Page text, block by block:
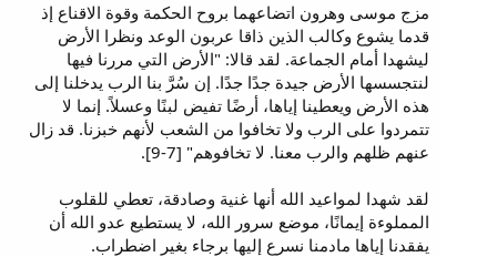
مزج موسى وهرون اتضاعهما بروح الحكمة وقوة الاقناع إذ
قدما يشوع وكالب الذين ذاقا عربون الوعد ونظرا الأرض
ليشهدا أمام الجماعة. لقد قالا: "الأرض التي مررنا فيها
لنتجسسها الأرض جيدة جدًا جدًا. إن سُرَّ بنا الرب يدخلنا إلى
هذه الأرض ويعطينا إياها، أرضًا تفيض لبنًا وعسلاً. إنما لا
تتمردوا على الرب ولا تخافوا من الشعب لأنهم خبزنا. قد زال
عنهم ظلهم والرب معنا. لا تخافوهم" [7-9].
لقد شهدا لمواعيد الله أنها غنية وصادقة، تعطي للقلوب
المملوءة إيمانًا، موضع سرور الله، لا يستطيع عدو الله أن
يفقدنا إياها مادمنا نسرع إليها برجاء بغير اضطراب.